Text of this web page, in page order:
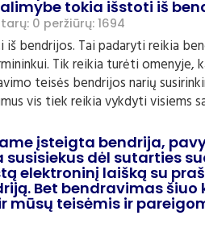
tokia išstoti iš
0 peržiūrų: 1694
bendrijos. Tai padaryti reikia
Tik reikia turėti omenyje,
teisės bendrijos narių
vis tiek reikia vykdyti visiems
įsteigta bendrija,
susisiekus dėl sutarties
elektroninį laišką su
Bet bendravimas
mūsų teisėmis ir